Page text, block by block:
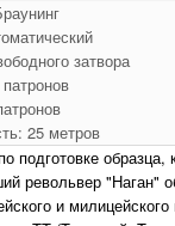
затвора
25 метров
подготовке
револьвер "Наган"
и